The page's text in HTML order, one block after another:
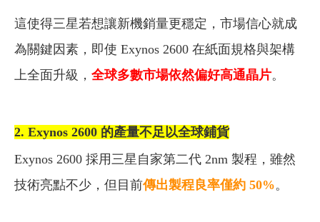
這使得三星若想讓新機銷量更穩定，市場信心就成
為關鍵因素，即使 Exynos 2600 在紙面規格與架構
上全面升級， 全球多數市場依然偏好高通晶片。
2. Exynos 2600 的產量不足以全球鋪貨
Exynos 2600 採用三星自家第二代 2nm 製程，雖然
技術亮點不少，但目前傳出製程良率僅約 50%。